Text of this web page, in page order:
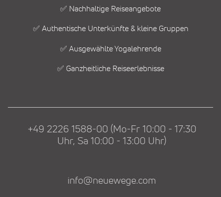
✅ Nachhaltige Reiseangebote
✅ Authentische Unterkünfte & kleine Gruppen
✅ Ausgewählte Yogalehrende
✅ Ganzheitliche Reiseerlebnisse
+49 2226 1588-00 (Mo-Fr 10:00 - 17:30
Uhr, Sa 10:00 - 13:00 Uhr)
info@neuewege.com